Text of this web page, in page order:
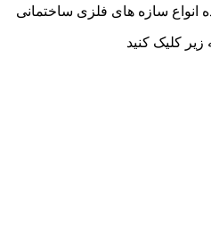
انواع سازه های فلزی ساختمانی
کلیک کنید